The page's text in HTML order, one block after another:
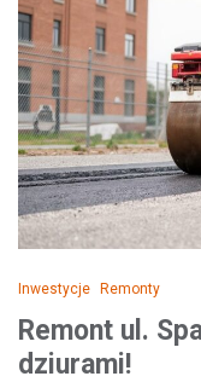
Inwestycje Remonty
Remont ul.
dziurami!